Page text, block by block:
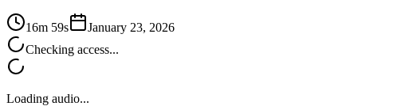
16m 59s
January 23, 2026
Checking access...
Loading audio...